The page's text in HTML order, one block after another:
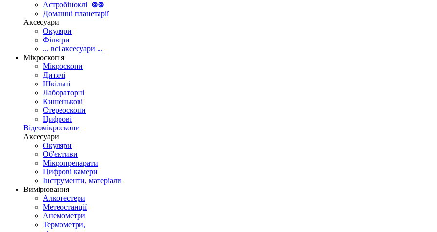
Астробіноклі ⊚⊚
Домашні планетарії
Аксесуари
Окуляри
Фільтри
... всі аксесуари ...
Мікроскопія
Мікроскопи
Дитячі
Шкільні
Лабораторні
Кишенькові
Стереоскопи
Цифрові
Відеомікроскопи
Аксесуари
Окуляри
Об'єктиви
Мікропрепарати
Цифрові камери
Інструменти, матеріали
Вимірювання
Алкотестери
Метеостанції
Анемометри
Термометри,